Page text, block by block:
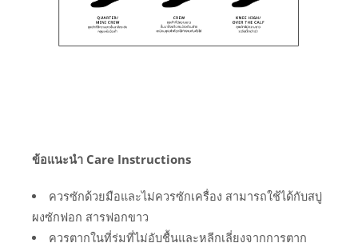
ข้อแนะนำ Care Instructions
ควรซักด้วยมือและไม่ควรซักเครื่อง สามารถใช้ได้กับสบู่
ผงซักฟอก สารฟอกขาว
ควรตากในที่ร่มที่ไม่อับชื้นและหลีกเลี่ยงจากการตาก